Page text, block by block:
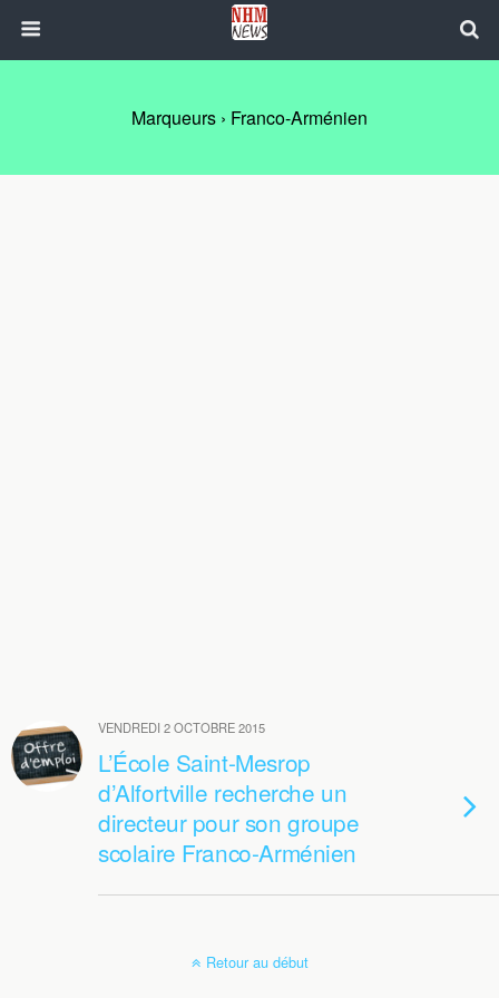
Marqueurs › Franco-Arménien
VENDREDI 2 OCTOBRE 2015
L’École Saint-Mesrop
d’Alfortville recherche un
directeur pour son groupe
scolaire Franco-Arménien
Retour au début